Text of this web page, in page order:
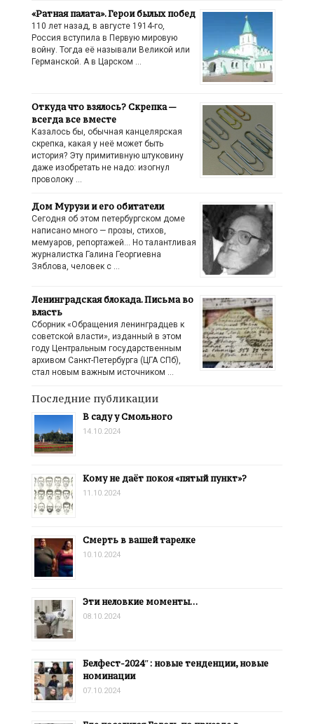
«Ратная палата». Герои былых побед
110 лет назад, в августе 1914-го,
Россия вступила в Первую мировую
войну. Тогда её называли Великой или
Германской. А в Царском …
Откуда что взялось? Скрепка —
всегда все вместе
Казалось бы, обычная канцелярская
скрепка, какая у неё может быть
история? Эту примитивную штуковину
даже изобретать не надо: изогнул
проволоку …
Дом Мурузи и его обитатели
Сегодня об этом петербургском доме
написано много — прозы, стихов,
мемуаров, репортажей… Но талантливая
журналистка Галина Георгиевна
Зяблова, человек с …
Ленинградская блокада. Письма во
власть
Сборник «Обращения ленинградцев к
советской власти», изданный в этом
году Центральным государственным
архивом Санкт-Петербурга (ЦГА СПб),
стал новым важным источником …
Последние публикации
В саду у Смольного
14.10.2024
Кому не даёт покоя «пятый пункт»?
11.10.2024
Смерть в вашей тарелке
10.10.2024
Эти неловкие моменты…
08.10.2024
Белфест-2024″: новые тенденции, новые
номинации
07.10.2024